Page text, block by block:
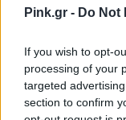
Pink.gr - Do Not
If you wish to opt-
processing of your
targeted
section to confirm
Στην